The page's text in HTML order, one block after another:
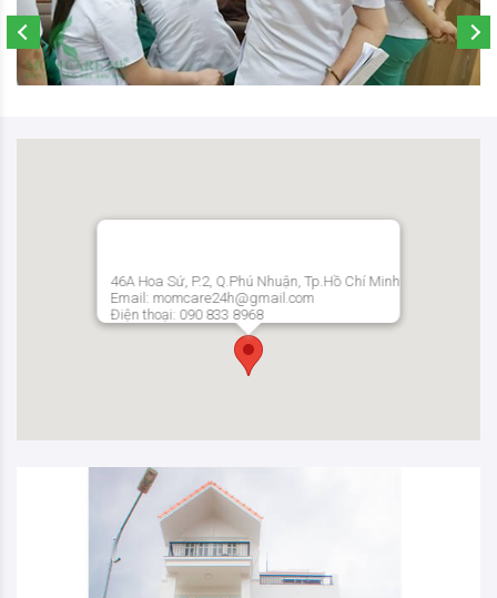
46A Hoa Sứ, P.2, Q.Phú Nhuận, Tp.Hồ Chí Minh
Email: momcare24h@gmail.com
Điện thoại: 090 833 8968